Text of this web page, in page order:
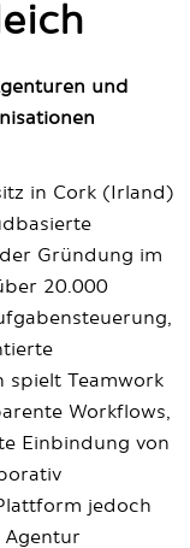
und
in Cork (Irland)
Gründung im
20.000
spielt Teamwork
Workflows,
Einbindung von
jedoch
Agentur